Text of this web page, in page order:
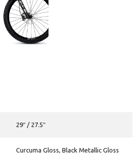
29″ / 27.5″
Curcuma Gloss, Black Metallic Gloss